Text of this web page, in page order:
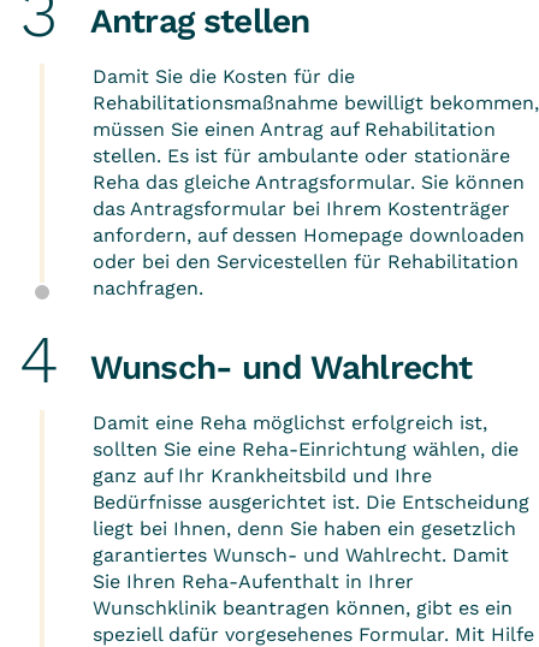
Antrag stellen
Damit Sie die Kosten für die
Rehabilitationsmaßnahme bewilligt bekommen,
müssen Sie einen Antrag auf Rehabilitation
stellen. Es ist für ambulante oder stationäre
Reha das gleiche Antragsformular. Sie können
das Antragsformular bei Ihrem Kostenträger
anfordern, auf dessen Homepage downloaden
oder bei den Servicestellen für Rehabilitation
nachfragen.
Wunsch- und Wahlrecht
Damit eine Reha möglichst erfolgreich ist,
sollten Sie eine Reha-Einrichtung wählen, die
ganz auf Ihr Krankheitsbild und Ihre
Bedürfnisse ausgerichtet ist. Die Entscheidung
liegt bei Ihnen, denn Sie haben ein gesetzlich
garantiertes Wunsch- und Wahlrecht. Damit
Sie Ihren Reha-Aufenthalt in Ihrer
Wunschklinik beantragen können, gibt es ein
speziell dafür vorgesehenes Formular. Mit Hilfe